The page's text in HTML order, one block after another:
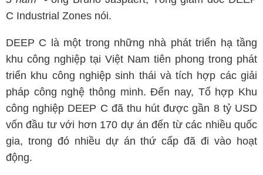
C Industrial Zones nói.
DEEP C là một trong những nhà phát triển hạ tầng
khu công nghiệp tại Việt Nam tiên phong trong phát
triển khu công nghiệp sinh thái và tích hợp các giải
pháp công nghệ thông minh. Đến nay, Tổ hợp Khu
công nghiệp DEEP C đã thu hút được gần 8 tỷ USD
vốn đầu tư với hơn 170 dự án đến từ các nhiều quốc
gia, trong đó nhiều dự án thứ cấp đã đi vào hoạt
động.